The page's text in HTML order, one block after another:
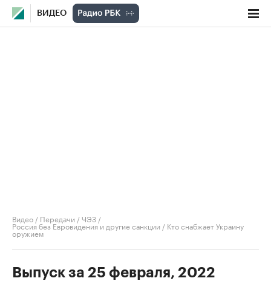
ВИДЕО
Видео / Передачи /ЧЭЗ /
Россия без Евровидения и другие санкции / Кто снабжает Украину
оружием
Выпуск за 25 февраля, 2022